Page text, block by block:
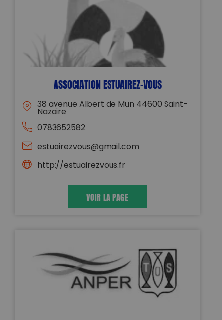
ASSOCIATION ESTUAIREZ-VOUS
38 avenue Albert de Mun 44600 Saint-
Nazaire
0783652582
estuairezvous@gmail.com
http://estuairezvous.fr
VOIR LA PAGE